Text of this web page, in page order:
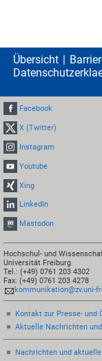
Übersicht
Facebook
X (Twitter)
Instagram
Youtube
Xing
LinkedIn
Mastodon
Hochschul- und
Universität Freiburg
Tel.: (+49) 0761 203 4302
Fax: (+49) 0761 203 4278
kommunikation@zv.uni-
Kontakt zur Presse-
Aktuelle Nachrichten
Nachrichten und